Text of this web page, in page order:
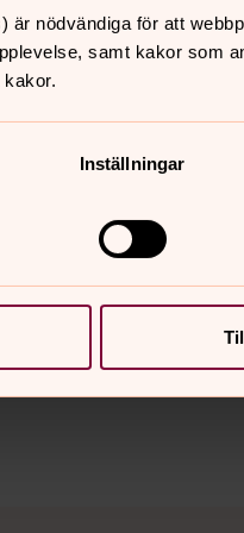
är nödvändiga för att
samt kakor som
Inställningar